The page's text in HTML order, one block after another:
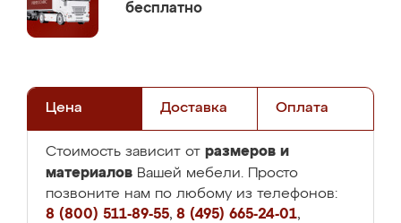
бесплатно
Цена Доставка Оплата
Стоимость зависит от размеров и
материалов Вашей мебели. Просто
позвоните нам по любому из телефонов:
8 (800) 511-89-55, 8 (495) 665-24-01,